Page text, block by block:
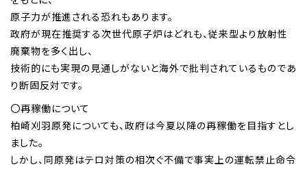
原子力が推進される恐れもあります。
政府が現在推奨する次世代原子炉はどれも、従来型より放射性
廃棄物を多く出し、
技術的にも実現の見通しがないと海外で批判されているものであ
り断固反対です。
〇再稼働について
柏崎刈羽原発についても、政府は今夏以降の再稼働を目指すとし
ました。
しかし、同原発はテロ対策の相次ぐ不備で事実上の運転禁止命令